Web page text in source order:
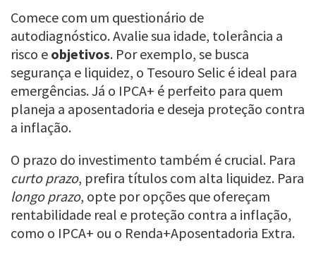
Comece com um questionário de
autodiagnóstico. Avalie sua idade, tolerância a
risco e objetivos. Por exemplo, se busca
segurança e liquidez, o Tesouro Selic é ideal para
emergências. Já o IPCA+ é perfeito para quem
planeja a aposentadoria e deseja proteção contra
a inflação.
O prazo do investimento também é crucial. Para
curto prazo, prefira títulos com alta liquidez. Para
longo prazo, opte por opções que ofereçam
rentabilidade real e proteção contra a inflação,
como o IPCA+ ou o Renda+Aposentadoria Extra.